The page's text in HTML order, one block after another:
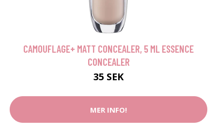
CAMOUFLAGE+ MATT CONCEALER, 5 ML ESSENCE
CONCEALER
35 SEK
MER INFO!